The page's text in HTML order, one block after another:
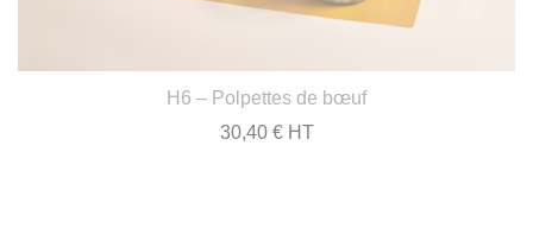
H6 – Polpettes de bœuf
30,40 € HT